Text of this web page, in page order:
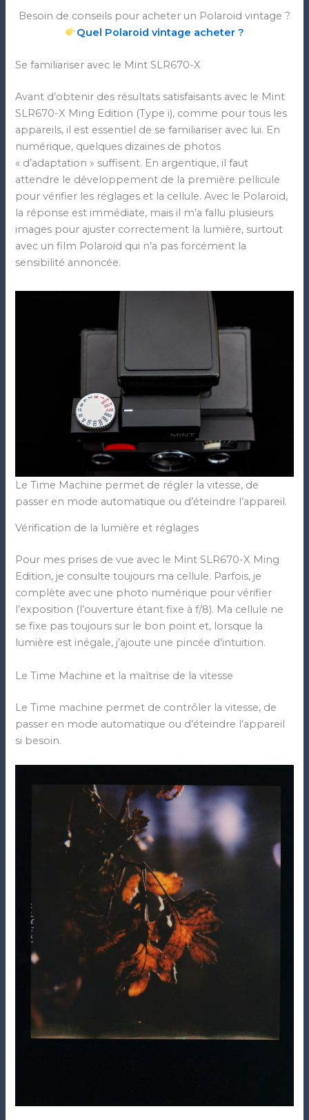
Besoin de conseils pour acheter un Polaroid vintage ?
Quel Polaroid vintage acheter ?
Se familiariser avec le Mint SLR670-X
Avant d’obtenir des résultats satisfaisants avec le Mint
SLR670-X Ming Edition (Type i), comme pour tous les
appareils, il est essentiel de se familiariser avec lui. En
numérique, quelques dizaines de photos
« d’adaptation » suffisent. En argentique, il faut
attendre le développement de la première pellicule
pour vérifier les réglages et la cellule. Avec le Polaroid,
la réponse est immédiate, mais il m’a fallu plusieurs
images pour ajuster correctement la lumière, surtout
avec un film Polaroid qui n’a pas forcément la
sensibilité annoncée.
Le Time Machine permet de régler la vitesse, de
passer en mode automatique ou d’éteindre l’appareil.
Vérification de la lumière et réglages
Pour mes prises de vue avec le Mint SLR670-X Ming
Edition, je consulte toujours ma cellule. Parfois, je
complète avec une photo numérique pour vérifier
l’exposition (l’ouverture étant fixe à f/8). Ma cellule ne
se fixe pas toujours sur le bon point et, lorsque la
lumière est inégale, j’ajoute une pincée d’intuition.
Le Time Machine et la maîtrise de la vitesse
Le Time machine permet de contrôler la vitesse, de
passer en mode automatique ou d’éteindre l’appareil
si besoin.